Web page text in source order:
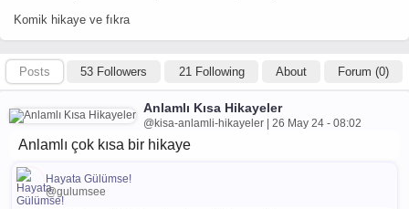
Licence
Komik hikaye ve fıkra
Posts 53 Followers 21 Following About Forum (0)
Anlamlı Kısa Hikayeler
@kisa-anlamli-hikayeler | 26 May 24 - 08:02
Anlamlı çok kısa bir hikaye
Hayata Gülümse!
@gulumsee